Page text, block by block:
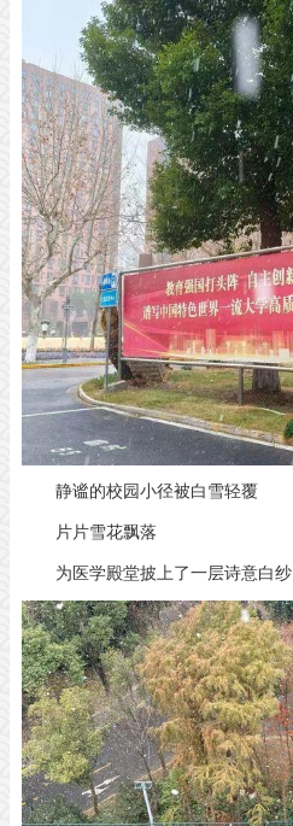
静谧的校园小径被白雪轻覆
片片雪花飘落
为医学殿堂披上了一层诗意白纱